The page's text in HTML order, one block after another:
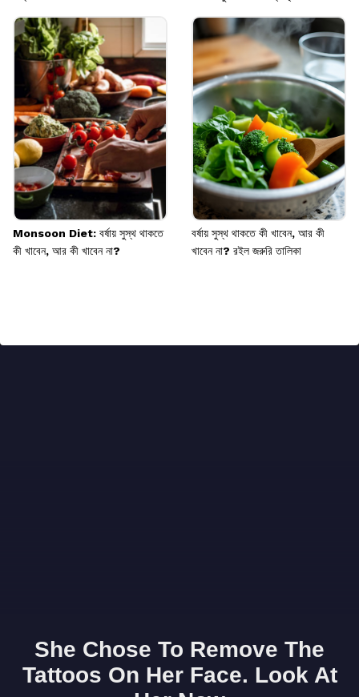
Monsoon Diet: বর্ষায় সুস্থ থাকতে
কী খাবেন, আর কী খাবেন না?
বর্ষায় সুস্থ থাকতে কী খাবেন, আর কী
খাবেন না? রইল জরুরি তালিকা